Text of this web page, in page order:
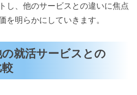
し、他のサービスとの違いに焦点
を明らかにしていきます。
就活サービスとの